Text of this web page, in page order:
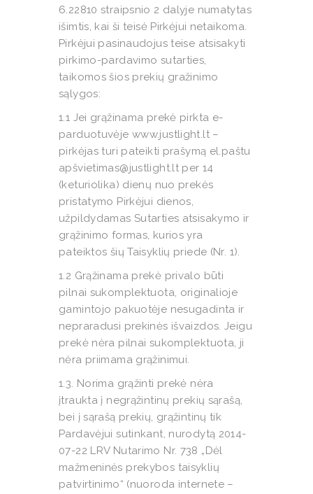
6.22810 straipsnio 2 dalyje numatytas
išimtis, kai ši teisė Pirkėjui netaikoma.
Pirkėjui pasinaudojus teise atsisakyti
pirkimo-pardavimo sutarties,
taikomos šios prekių gražinimo
sąlygos:
1.1 Jei grąžinama prekė pirkta e-
parduotuvėje www.justlight.lt –
pirkėjas turi pateikti prašymą el.paštu
apšvietimas@justlight.lt per 14
(keturiolika) dienų nuo prekės
pristatymo Pirkėjui dienos,
užpildydamas Sutarties atsisakymo ir
grąžinimo formas, kurios yra
pateiktos šių Taisyklių priede (Nr. 1).
1.2 Grąžinama prekė privalo būti
pilnai sukomplektuota, originalioje
gamintojo pakuotėje nesugadinta ir
nepraradusi prekinės išvaizdos. Jeigu
prekė nėra pilnai sukomplektuota, ji
nėra priimama grąžinimui.
1.3. Norima grąžinti prekė nėra
įtraukta į negrąžintinų prekių sąrašą,
bei į sąrašą prekių, grąžintinų tik
Pardavėjui sutinkant, nurodytą 2014-
07-22 LRV Nutarimo Nr. 738 „Dėl
mažmeninės prekybos taisyklių
patvirtinimo“ (nuoroda internete –